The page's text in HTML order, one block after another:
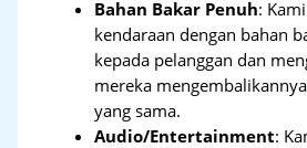
Bahan Bakar Penuh:
kendaraan dengan bahan
kepada pelanggan dan
mereka
yang sama.
Audio/Entertainment: